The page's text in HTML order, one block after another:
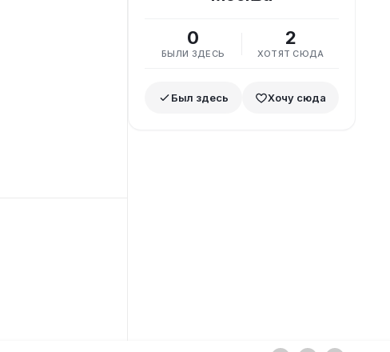
0
БЫЛИ ЗДЕСЬ
2
ХОТЯТ СЮДА
Был здесь Хочу сюда